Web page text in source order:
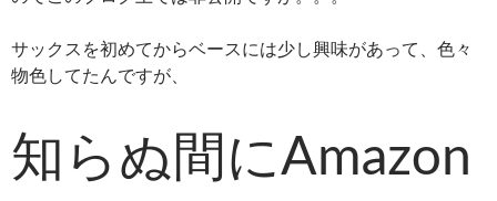
サックスを初めてからベースには少し興味があって、色々
物色してたんですが、
知らぬ間にAmazon